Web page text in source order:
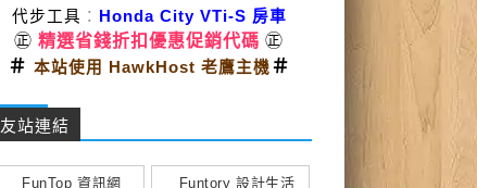
代步工具 ： Honda City VTi-S 房車
㊣ 精選省錢折扣優惠促銷代碼 ㊣
＃ 本站使用 HawkHost 老鷹主機＃
友站連結
FunTop 資訊網 Funtory 設計生活